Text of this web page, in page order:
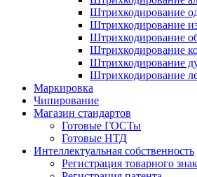
Штрихкодирование
Штрихкодирование
Штрихкодирование
Штрихкодирование
Штрихкодирование
Штрихкодирование
Маркировка
Чипирование
Магазин стандартов
Готовые ГОСТы
Готовые НТД
Интеллектуальная собственность
Регистрация товарного